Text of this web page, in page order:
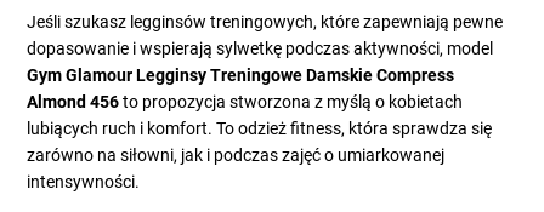
Jeśli szukasz legginsów treningowych, które zapewniają pewne
dopasowanie i wspierają sylwetkę podczas aktywności, model
Gym Glamour Legginsy Treningowe Damskie Compress
Almond 456to propozycja stworzona z myślą o kobietach
lubiących ruch i komfort. To odzież fitness, która sprawdza się
zarówno na siłowni, jak i podczas zajęć o umiarkowanej
intensywności.